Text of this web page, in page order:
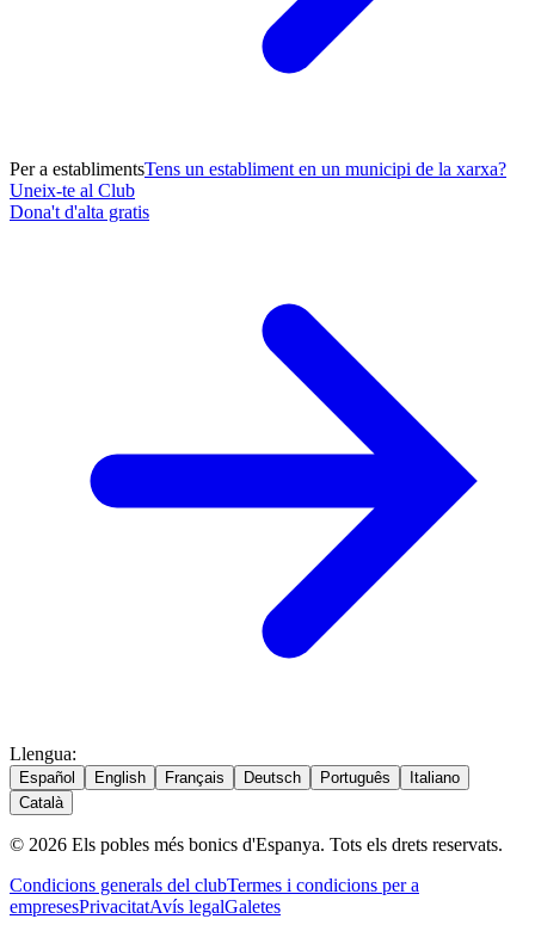
Per a establimentsTens un establiment en un municipi de la xarxa?
Uneix-te al Club
Dona't d'alta gratis
Llengua:
Español English Français Deutsch Português
Italiano
Català
© 2026 Els pobles més bonics d'Espanya. Tots els drets reservats.
Condicions generals del clubTermes i condicions per a
empresesPrivacitatAvís legalGaletes